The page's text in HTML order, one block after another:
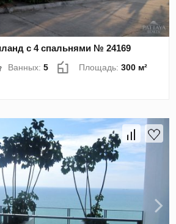
с 4 спальнями № 24169
Ванных:5 Площадь:300 м²